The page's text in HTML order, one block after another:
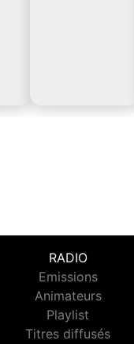
RADIO
Emissions
Animateurs
Playlist
Titres diffusés